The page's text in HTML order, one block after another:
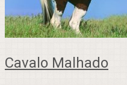
Cavalo Malhado